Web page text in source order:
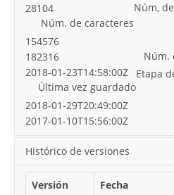
Núm,
28104
Núm. de caracteres
154576
Núm.
182316
Etapa
2018-01-23T14:58:00Z
Última vez guardado
2018-01-29T20:49:00Z
2017-01-10T15:56:00Z
Histórico de versiones
Versión Fecha